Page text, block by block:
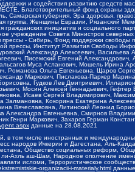
и содействия развитию средств
Благотворительный фонд охраны
Самарская губерния, Эра здоровья,
группа, Женщины Евразии, Рязанский
гражданских инициатив и социального
Совета Министров северных
- Сибирь, Фонд поддержки
прессы, Институт Развития Свободы
Александр Алексеевич,
Писемский Евгений
Муса Асланович, Мошель Ирина
Романова Ольга Евгеньевна, Щаров
Маркович, Пислакова-Паркер
Гудков Лев Дмитриевич,
Мосин Алексей Геннадьевич,
Исаев Сергей Владимирович,
Кокорина Екатерина
Вячеславовна, Литинский Леонид
Александра Евгеньевна, Смирнов
Генри Маркович, Захаров Герман
данные на 28.08.2021
в том числе иностранных и
народов Ичкерии и Дагестана, Аль-
Общество социальных реформ,
ли-Ахль аш-Шам, Народное ополчение
исломи, Террористическое
organizacii-i-materialy.html